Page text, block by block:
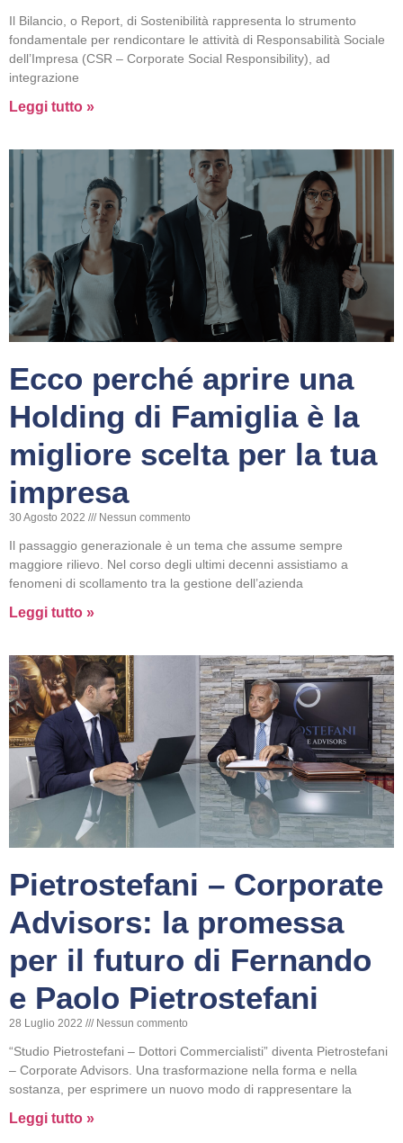
Il Bilancio, o Report, di Sostenibilità rappresenta lo strumento
fondamentale per rendicontare le attività di Responsabilità Sociale
dell’Impresa (CSR – Corporate Social Responsibility), ad
integrazione
Leggi tutto »
Ecco perché aprire una
Holding di Famiglia è la
migliore scelta per la tua
impresa
30 Agosto 2022 Nessun commento
Il passaggio generazionale è un tema che assume sempre
maggiore rilievo. Nel corso degli ultimi decenni assistiamo a
fenomeni di scollamento tra la gestione dell’azienda
Leggi tutto »
Pietrostefani – Corporate
Advisors: la promessa
per il futuro di Fernando
e Paolo Pietrostefani
28 Luglio 2022 Nessun commento
“Studio Pietrostefani – Dottori Commercialisti” diventa Pietrostefani
– Corporate Advisors. Una trasformazione nella forma e nella
sostanza, per esprimere un nuovo modo di rappresentare la
Leggi tutto »